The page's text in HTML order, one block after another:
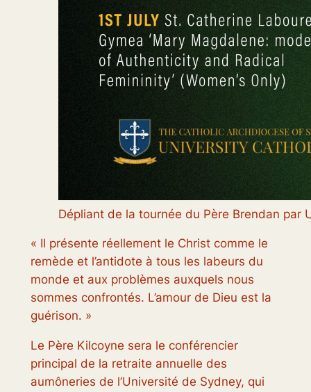
Dépliant de la tournée du Père Brendan par
« Il présente réellement le Christ comme le
remède et l’antidote à tous les labeurs du
monde et aux problèmes auxquels nous
sommes confrontés. L’amour de Dieu est la
guérison. »
Le Père Kilcoyne sera le conférencier
principal de la retraite annuelle des
aumôneries de l’Université de Sydney, qui